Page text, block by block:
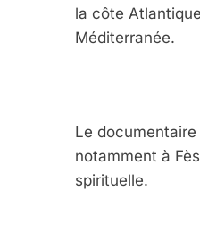
la côte
Méditerranée.
Le
notamment à
spirituelle.